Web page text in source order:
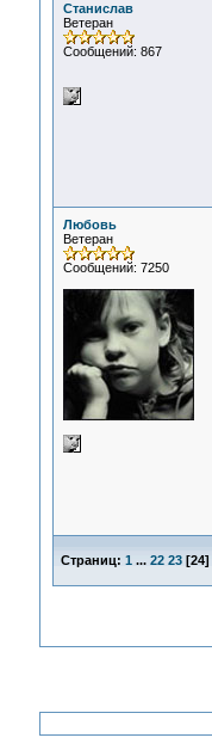
Станислав
Ветеран
Сообщений: 867
Любовь
Ветеран
Сообщений: 7250
Страниц: 1 ... 22 23[24]